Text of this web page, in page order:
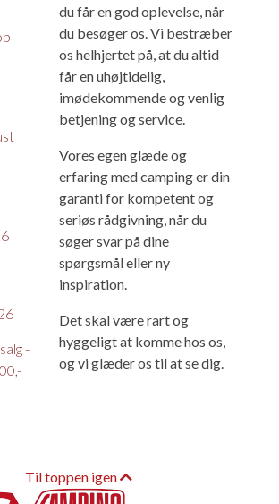
-
du får en god oplevelse, når
du besøger os. Vi bestræber
os helhjertet på, at du altid
får en uhøjtidelig,
imødekommende og venlig
betjening og service.
Vores egen glæde og
erfaring med camping er din
garanti for kompetent og
seriøs rådgivning, når du
søger svar på dine
spørgsmål eller ny
inspiration.
Det skal være rart og
hyggeligt at komme hos os,
og vi glæder os til at se dig.
Til toppen igen